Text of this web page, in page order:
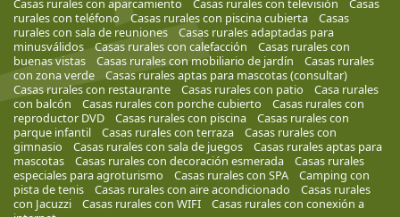
Casas rurales con aparcamiento
Casas rurales con televisión
Casas
rurales con teléfono
Casas rurales con piscina cubierta
Casas
rurales con sala de reuniones
Casas rurales adaptadas para
minusválidos
Casas rurales con calefacción
Casas rurales con
buenas vistas
Casas rurales con mobiliario de jardín
Casas rurales
con zona verde
Casas rurales aptas para mascotas (consultar)
Casas rurales con restaurante
Casas rurales con patio
Casa rurales
con balcón
Casas rurales con porche cubierto
Casas rurales con
reproductor DVD
Casas rurales con piscina
Casas rurales con
parque infantil
Casas rurales con terraza
Casas rurales con
gimnasio
Casas rurales con sala de juegos
Casas rurales aptas para
mascotas
Casas rurales con decoración esmerada
Casas rurales
especiales para agroturismo
Casas rurales con SPA
Camping con
pista de tenis
Casas rurales con aire acondicionado
Casas rurales
con Jacuzzi
Casas rurales con WIFI
Casas rurales con conexión a